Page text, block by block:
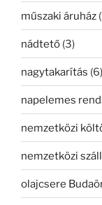
műszaki áruház
nádtető (3)
nagytakarítás (6)
napelemes
nemzetközi
nemzetközi
olajcsere